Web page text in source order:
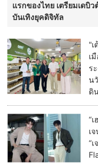
แรกของไทย เตรียมเดบิ
บันเทิงยุคดิจิทัล
"
เ
ร
น
ดิ
“
เ
“